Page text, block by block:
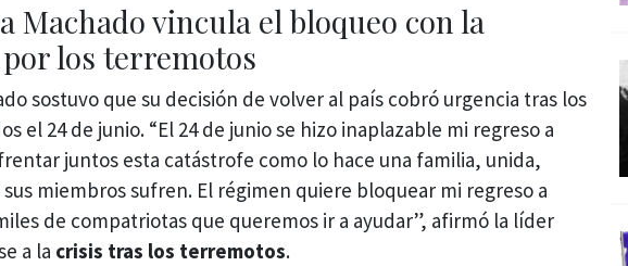
Machado vincula el bloqueo con la
los terremotos
sostuvo que su decisión de volver al país cobró urgencia tras los
el 24 de junio. “El 24 de junio se hizo inaplazable mi regreso a
juntos esta catástrofe como lo hace una familia, unida,
miembros sufren. El régimen quiere bloquear mi regreso a
de compatriotas que queremos ir a ayudar”, afirmó la líder
a la crisis tras los terremotos.